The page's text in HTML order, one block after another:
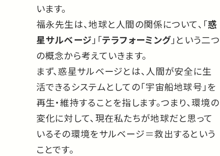
います。
福永先生は、地球と人間の関係について、「惑
星サルベージ 」「テラフォーミング」という二つ
の概念から考えていきます。
まず、惑星サルベージとは、人間が安全に生
活できるシステムとしての「宇宙船地球号」を
再生・維持することを指します。つまり、環境の
変化に対して、現在私たちが地球だと思って
いるその環境をサルベージ＝救出するという
ことです。